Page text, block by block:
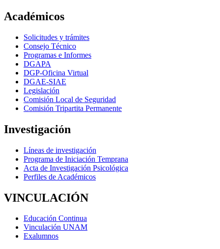
Académicos
Solicitudes y trámites
Consejo Técnico
Programas e Informes
DGAPA
DGP-Oficina Virtual
DGAE-SIAE
Legislación
Comisión Local de Seguridad
Comisión Tripartita Permanente
Investigación
Líneas de investigación
Programa de Iniciación Temprana
Acta de Investigación Psicológica
Perfiles de Académicos
VINCULACIÓN
Educación Continua
Vinculación UNAM
Exalumnos